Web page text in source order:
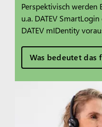
Perspektivisch werden
u.a. DATEV
DATEV mIDentity
Was bedeutet das